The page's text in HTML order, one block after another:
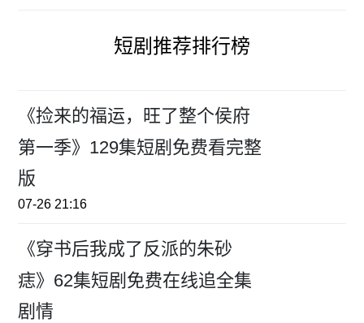
短剧推荐排行榜
《捡来的福运，旺了整个侯府
第一季》129集短剧免费看完整
版
07-26 21:16
《穿书后我成了反派的朱砂
痣》62集短剧免费在线追全集
剧情